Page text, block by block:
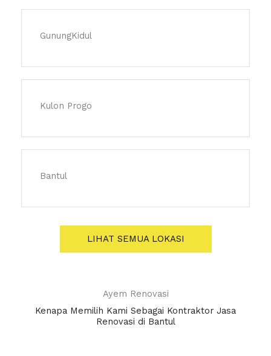
GunungKidul
Kulon Progo
Bantul
LIHAT SEMUA LOKASI
Ayem Renovasi
Kenapa Memilih Kami Sebagai Kontraktor Jasa
Renovasi di Bantul